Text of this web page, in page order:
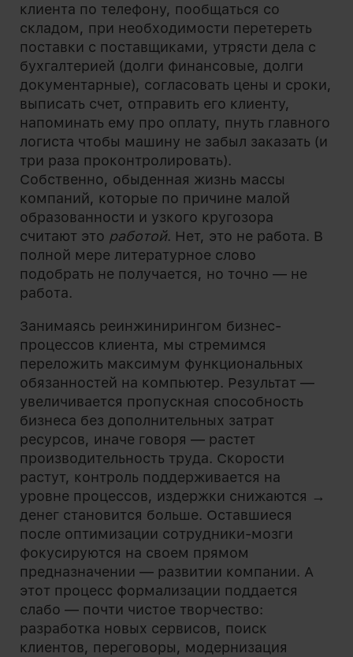
клиента по телефону, пообщаться со
складом, при необходимости перетереть
поставки с поставщиками, утрясти дела с
бухгалтерией (долги финансовые, долги
документарные), согласовать цены и сроки,
выписать счет, отправить его клиенту,
напоминать ему про оплату, пнуть главного
логиста чтобы машину не забыл заказать (и
три раза проконтролировать).
Собственно, обыденная жизнь массы
компаний, которые по причине малой
образованности и узкого кругозора
считают это работой. Нет, это не работа. В
полной мере литературное слово
подобрать не получается, но точно — не
работа.
Занимаясь реинжинирингом бизнес-
процессов клиента, мы стремимся
переложить максимум функциональных
обязанностей на компьютер. Результат —
увеличивается пропускная способность
бизнеса без дополнительных затрат
ресурсов, иначе говоря — растет
производительность труда. Скорости
растут, контроль поддерживается на
уровне процессов, издержки снижаются →
денег становится больше. Оставшиеся
после оптимизации сотрудники-мозги
фокусируются на своем прямом
предназначении — развитии компании. А
этот процесс формализации поддается
слабо — почти чистое творчество:
разработка новых сервисов, поиск
клиентов, переговоры, модернизация